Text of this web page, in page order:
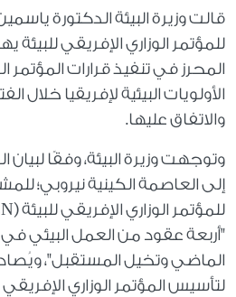
للمؤتمر الوزاري الإفريقي
المحرز في تنفيذ قرارات المؤتمر
والاتفاق عليها.
وتوجهت وزيرة البيئة، وفقًا لبيان
"أربعة عقود من العمل البيئي في
لتأسيس المؤتمر الوزاري الإفريقي